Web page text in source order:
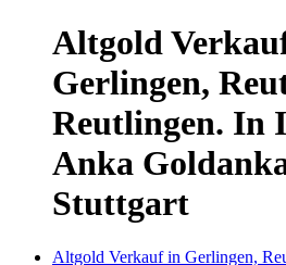
Altgold
Gerlingen,
Reutlingen. In
Anka
Stuttgart
Altgold Verkauf in Gerlingen,